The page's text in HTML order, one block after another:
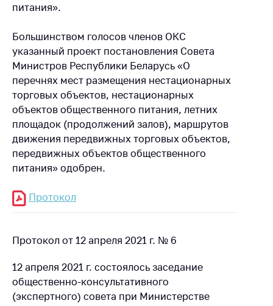
питания».
Большинством голосов членов ОКС
указанный проект постановления Совета
Министров Республики Беларусь «О
перечнях мест размещения нестационарных
торговых объектов, нестационарных
объектов общественного питания, летних
площадок (продолжений залов), маршрутов
движения передвижных торговых объектов,
передвижных объектов общественного
питания» одобрен.
Протокол
Протокол от 12 апреля 2021 г. № 6
12 апреля 2021 г. состоялось заседание
общественно-консультативного
(экспертного) совета при Министерстве